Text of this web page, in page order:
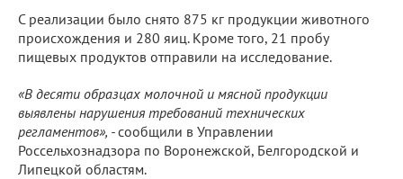
С реализации было снято 875 кг продукции животного
происхождения и 280 яиц. Кроме того, 21 пробу
пищевых продуктов отправили на исследование.
«В десяти образцах молочной и мясной продукции
выявлены нарушения требований технических
регламентов», -сообщили в Управлении
Россельхознадзора по Воронежской, Белгородской и
Липецкой областям.